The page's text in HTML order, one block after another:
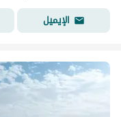
الإيميل